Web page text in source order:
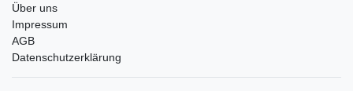
Über uns
Impressum
AGB
Datenschutzerklärung